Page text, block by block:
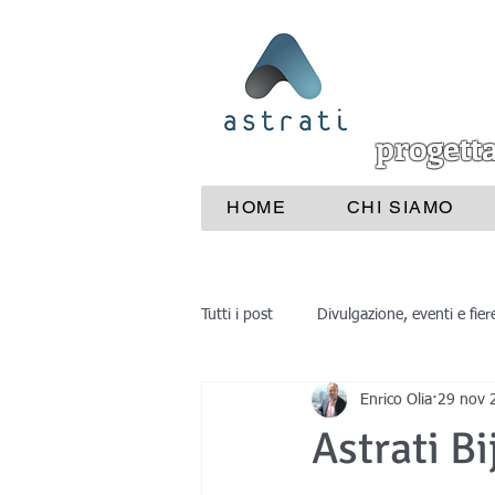
HOME CHI SIAMO
Tutti i post Divulgazione, eventi e
Industrie e aziende Medicina
Astrati
Enrico Olia 29 nov